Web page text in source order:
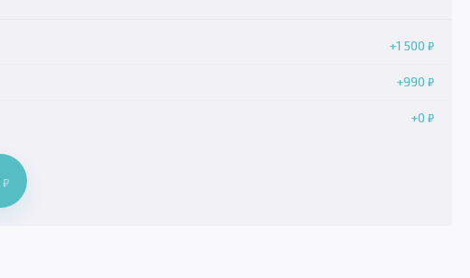
+1 500 ₽
+990 ₽
+0 ₽
₽